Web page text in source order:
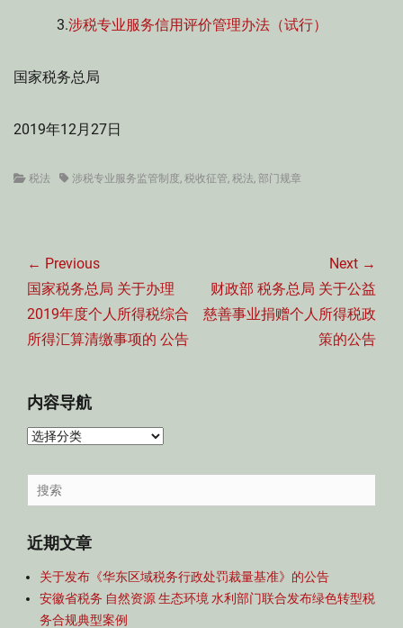
3.涉税专业服务信用评价管理办法（试行）
国家税务总局
2019年12月27日
Categories
税法 Tags涉税专业服务监管制度, 税收征管, 税法, 部门规章
章
导
航
← Previous
Previous
post:
国家税务总局 关于办理
2019年度个人所得税综合
所得汇算清缴事项的 公告
Next →
Next
post:
财政部 税务总局 关于公益
慈善事业捐赠个人所得税政
策的公告
内容导航
内
导
航
Search
for:
近期文章
关于发布《华东区域税务行政处罚裁量基准》的公告
安徽省税务 自然资源 生态环境 水利部门联合发布绿色转型税
务合规典型案例